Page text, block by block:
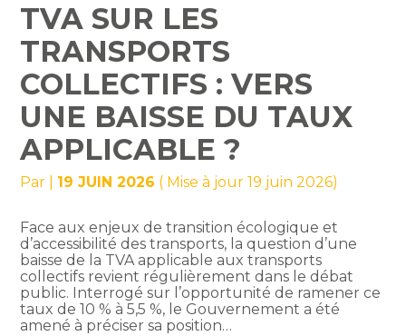
TVA SUR LES
TRANSPORTS
COLLECTIFS : VERS
UNE BAISSE DU TAUX
APPLICABLE ?
Par 19 JUIN 2026 ( Mise à jour 19 juin 2026)
Face aux enjeux de transition écologique et
d’accessibilité des transports, la question d’une
baisse de la TVA applicable aux transports
collectifs revient régulièrement dans le débat
public. Interrogé sur l’opportunité de ramener ce
taux de 10 % à 5,5 %, le Gouvernement a été
amené à préciser sa position…